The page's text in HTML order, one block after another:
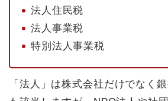
法人住民税
法人事業税
特別法人事業税
「法人」は株式会社だけでなく